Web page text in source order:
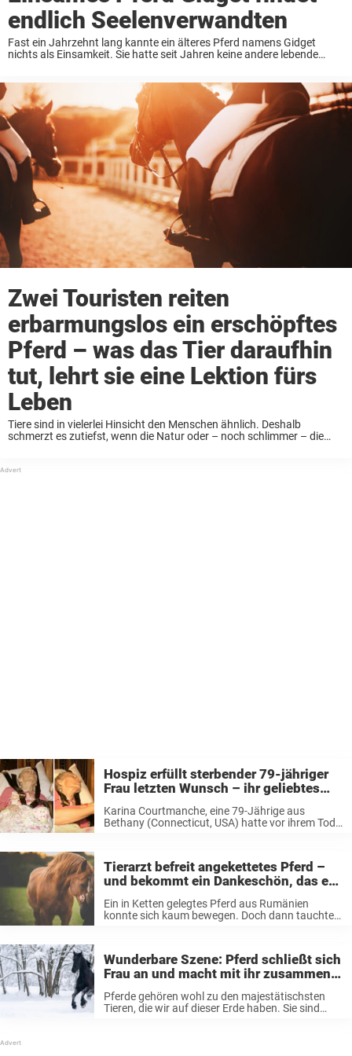
endlich Seelenverwandten
Fast ein Jahrzehnt lang kannte ein älteres Pferd namens Gidget
nichts als Einsamkeit. Sie hatte seit Jahren keine andere lebende
Zwei Touristen reiten
erbarmungslos ein erschöpftes
Pferd – was das Tier daraufhin
tut, lehrt sie eine Lektion fürs
Leben
Tiere sind in vielerlei Hinsicht den Menschen ähnlich. Deshalb
schmerzt es zutiefst, wenn die Natur oder – noch schlimmer – die
Hospiz erfüllt sterbender 79-jähriger
Frau letzten Wunsch – ihr geliebtes
Karina Courtmanche, eine 79-Jährige aus
Bethany (Connecticut, USA) hatte vor ihrem Tod
befindet sich ...
Tierarzt befreit angekettetes Pferd –
und bekommt ein Dankeschön, das er
Ein in Ketten gelegtes Pferd aus Rumänien
konnte sich kaum bewegen. Doch dann tauchten
Wunderbare Szene: Pferd schließt sich
Frau an und macht mit ihr zusammen
Pferde gehören wohl zu den majestätischsten
Tieren, die wir auf dieser Erde haben. Sie sind